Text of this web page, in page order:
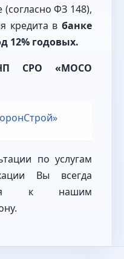
ФЗ 148),
кредита в банке
12% годовых.
НП СРО «МОСО
по услугам
Вы всегда
к нашим